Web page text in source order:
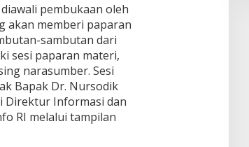
pembukaan oleh
akan memberi paparan
sambutan dari
sesi paparan materi,
narasumber. Sesi
Bapak Dr. Nursodik
Direktur Informasi dan
RI melalui tampilan